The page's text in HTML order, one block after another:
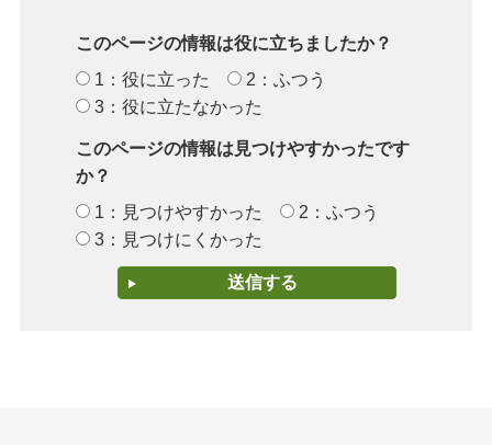
このページの情報は役に立ちましたか？
1：役に立った
2：ふつう
3：役に立たなかった
このページの情報は見つけやすかったです
か？
1：見つけやすかった
2：ふつう
3：見つけにくかった